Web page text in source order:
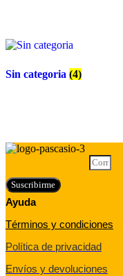
Sin categoria (4)
Suscribirme
Ayuda
Términos y condiciones
Política de privacidad
Envíos y devoluciones